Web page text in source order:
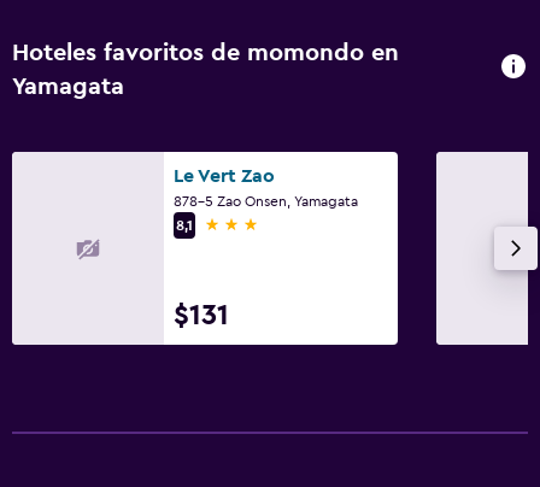
TV
Tina de agua termal
Hoteles favoritos de momondo en
Yamagata
Le Vert Zao
878-5 Zao Onsen, Yamagata
8,1
3 estrellas
$131